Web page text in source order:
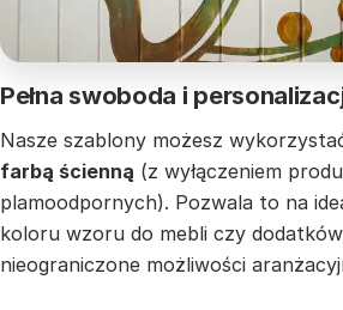
Pełna swoboda i
Nasze szablony możesz
farbą ścienną (z wyłączeniem
plamoodpornych). Pozwala to na
koloru wzoru do mebli czy
nieograniczone możliwości